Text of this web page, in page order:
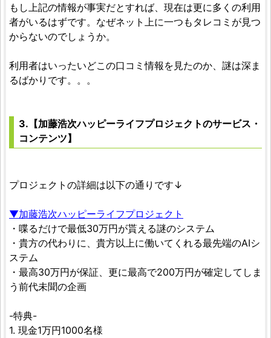
もし上記の情報が事実だとすれば、現在は更に多くの利用
者がいるはずです。なぜネット上に一つもタレコミが見つ
からないのでしょうか。
利用者はいったいどこの口コミ情報を見たのか、謎は深ま
るばかりです。。。
3.【加藤浩次ハッピーライフプロジェクトのサービス・
コンテンツ】
プロジェクトの詳細は以下の通りです↓
▼加藤浩次ハッピーライフプロジェクト
・喋るだけで最低30万円が貰える謎のシステム
・貴方の代わりに、貴方以上に働いてくれる最先端のAIシ
ステム
・最高30万円が保証、更に最高で200万円が確定してしま
う前代未聞の企画
-特典-
1. 現金1万円1000名様